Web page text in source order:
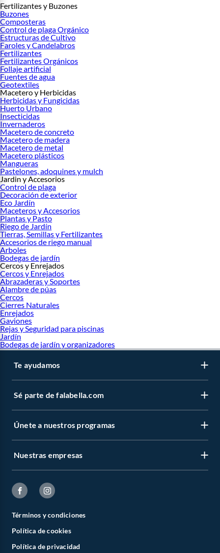
Fertilizantes y Buzones
Buzones
Composteras
Control de plaga Orgánico
Estructuras de Cultivo
Faroles y Candelabros
Fertilizantes
Fertilizantes Orgánicos
Follaje artificial
Fuentes de agua
Geotextiles
Macetero y Herbicidas
Herbicidas y Fungicidas
Huerto Urbano
Insecticidas
Invernaderos
Macetero de concreto
Macetero de madera
Macetero de metal
Macetero plásticos
Mangueras
Pastelones, adoquines y mulch
Jardin y Accesorios
Control de plaga
Decoración de exterior
Eco Jardín
Maceteros y Accesorios
Plantas y Pasto
Riego de Jardín
Tierras, Semillas y Fertilizantes
Accesorios de riego manual
Arboles
Bodegas de jardín
Cercos y Enrejados
Cercos y Enrejados
Abrazaderas y Soportes
Alambre de púas
Cercos
Cierres Naturales
Enrejados
Gaviones
Rejas y Seguridad para piscinas
Jardín
Bodegas de jardín y organizadores
Te ayudamos
Sé parte de falabella.com
Únete a nuestros programas
Nuestras empresas
Términos y condiciones
Política de cookies
Política de privacidad